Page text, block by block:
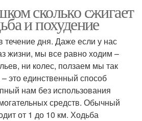
сколько сжигает
и похудение
дня. Даже если у нас
жизни, мы все равно ходим –
ни колес, ползаем мы так
это единственный способ
нам без использования
средств. Обычный
от 1 до 10 км. Ходьба